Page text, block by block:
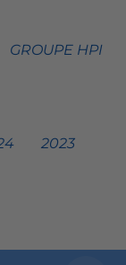
GROUPE HPI
2023